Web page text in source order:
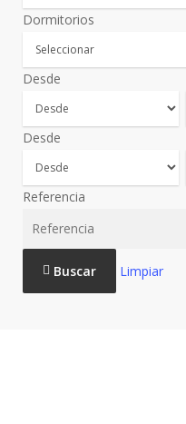
Dormitorios
Desde
Desde
Referencia
Buscar Limpiar